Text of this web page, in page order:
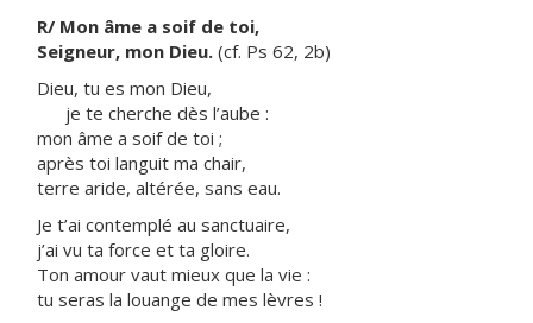
R/ Mon âme a soif de toi,
Seigneur, mon Dieu. (cf. Ps 62, 2b)
Dieu, tu es mon Dieu,
je te cherche dès l’aube :
mon âme a soif de toi ;
après toi languit ma chair,
terre aride, altérée, sans eau.
Je t’ai contemplé au sanctuaire,
j’ai vu ta force et ta gloire.
Ton amour vaut mieux que la vie :
tu seras la louange de mes lèvres !